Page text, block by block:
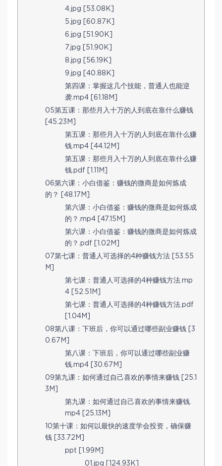
4.jpg [53.08K]
5.jpg [60.87K]
6.jpg [51.90K]
7.jpg [51.90K]
8.jpg [56.19K]
9.jpg [40.88K]
第四课：掌握这几个技能，普通人也能逆
袭.mp4 [61.18M]
05第五课：那些月入十万的人到底在靠什么赚钱
[45.23M]
第五课：那些月入十万的人到底在靠什么赚
钱.mp4 [44.12M]
第五课：那些月入十万的人到底在靠什么赚
钱.pdf [1.11M]
06第六课：小白借鉴：赚钱的微商是如何炼成
的？ [48.17M]
第六课：小白借鉴：赚钱的微商是如何炼成
的？.mp4 [47.15M]
第六课：小白借鉴：赚钱的微商是如何炼成
的？.pdf [1.02M]
07第七课：普通人可选择的4种赚钱方法 [53.55
M]
第七课：普通人可选择的4种赚钱方法.mp
4 [52.51M]
第七课：普通人可选择的4种赚钱方法.pdf
[1.04M]
08第八课：下班后，你可以通过哪些副业赚钱 [3
0.67M]
第八课：下班后，你可以通过哪些副业赚
钱.mp4 [30.67M]
09第九课：如何通过自己喜欢的事情来赚钱 [25.1
3M]
第九课：如何通过自己喜欢的事情来赚钱.
mp4 [25.13M]
10第十课：如何以最快的速度学会投资，确保赚
钱 [33.72M]
ppt [1.99M]
01.jpg [124.93K]